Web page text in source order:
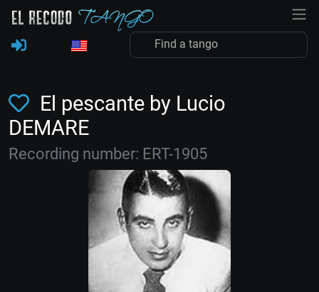
El pescante by Lucio
DEMARE
Recording number: ERT-1905